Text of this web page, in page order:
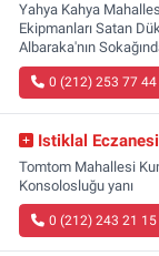
Yahya Kahya
Ekipmanları Satan
Albaraka'nın
0 (212) 253 77 44
Istiklal Eczanesi
Tomtom Mahallesi
Konsolosluğu yanı
0 (212) 243 21 15